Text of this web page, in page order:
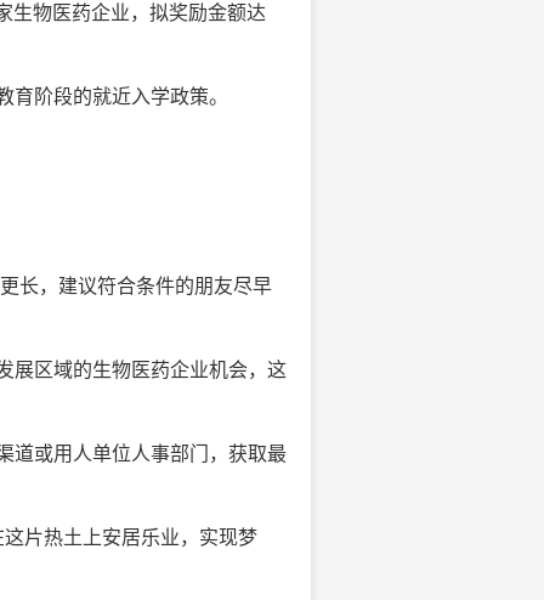
生物医药企业，拟奖励金额达
阶段的就近入学政策。
长，建议符合条件的朋友尽早
展区域的生物医药企业机会，这
道或用人单位人事部门，获取最
片热土上安居乐业，实现梦